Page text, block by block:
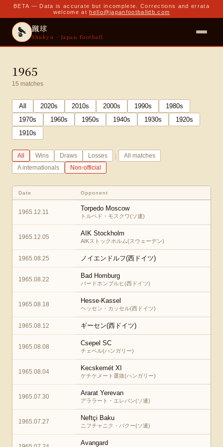
BETA — Data is accurate but incomplete. Corrections and errata
welcome at hello@japanfootballdb.com
蹴球
Shukyu · Japan Football
1965
15 matches
All 2020s 2010s 2000s 1990s 1980s
1970s 1960s 1950s 1940s 1930s 1920s
1910s
All Wins Draws Losses |
All matches
A internationals
Non-official
Date Opponent
1965.12.11 Torpedo Moscow
トルペド・モスクワ(ソ連)
1965.12.05 AIK Stockholm
AIKストックホルム(スウェーデン)
1965.08.25 ノイエンドルフ(西ドイツ)
1965.08.22 Bad Homburg
バードホンブルヒ(西ドイツ)
1965.08.18 Hesse-Kassel
ヘッセン・カッセル(西ドイツ)
1965.08.12 ギーセン(西ドイツ)
1965.08.08 Csepel SC
チェペル(ハンガリー)
1965.08.04 Kecskemét XI
ケチケメート選抜(ハンガリー)
1965.07.30 Ararat Yerevan
アララート・エレバン(ソ連)
1965.07.27 Neftçi Baku
ニフチャニク・バクー(ソ連)
Avangard